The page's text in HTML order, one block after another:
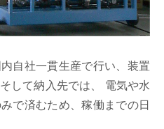
自社一貫生産で行い、装置
して納入先では、
電気や水
で済むため、稼働までの日